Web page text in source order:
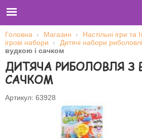
Главная
Футболки
Толстовки (кенгурушки)
Лонгсливы
Головна Магазин Настільні ігри та
ігрові набори
Дитячі набори риболовлі
вудкою і сачком
ДИТЯЧА РИБОЛОВЛЯ З
САЧКОМ
Артикул: 63928